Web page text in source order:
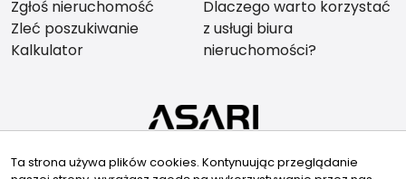
Zgłoś nieruchomość
Zleć poszukiwanie
Kalkulator
Dlaczego warto korzystać
z usługi biura
nieruchomości?
Znajdziesz nas tu
Ta strona używa plików cookies. Kontynuując przeglądanie